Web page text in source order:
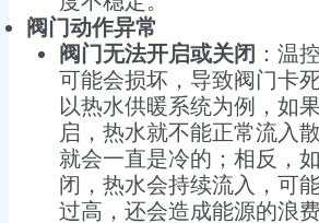
阀门动作异常
阀门无法开启或关闭 ：温
可能会损坏，导致阀门卡
以热水供暖系统为例，如
启，热水就不能正常流入
就会一直是冷的；相反，
闭，热水会持续流入，可
过高，还会造成能源的浪费